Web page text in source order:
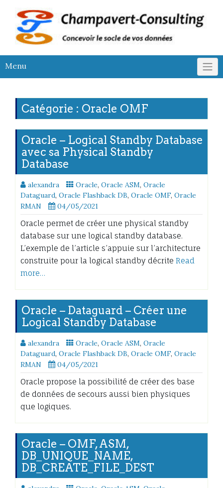
content
Menu
Catégorie : Oracle OMF
Oracle – Logical Standby Database
avec sa Physical Standby
Database
alexandra Oracle, Oracle ASM, Oracle
Dataguard, Oracle Flashback DB, Oracle OMF, Oracle
RMAN
04/05/2021
Oracle permet de créer une physical standby
database sur une logical standby database.
L’exemple de l’article s’appuie sur l’architecture
construite pour la logical standby décrite Read
more…
Oracle – Dataguard – Créer une
Logical Standby Database
alexandra Oracle, Oracle ASM, Oracle
Dataguard, Oracle Flashback DB, Oracle OMF, Oracle
RMAN
04/05/2021
Oracle propose la possibilité de créer des base
de données de secours aussi bien physiques
que logiques.
Oracle – OMF, ASM,
DB_UNIQUE_NAME,
DB_CREATE_FILE_DEST